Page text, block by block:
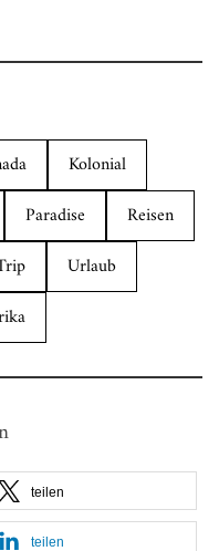
Kolonial
Paradise
Reisen
Urlaub
teilen
teilen